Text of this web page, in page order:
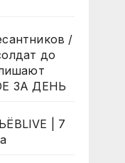
/
до
ЗА ДЕНЬ
| 7